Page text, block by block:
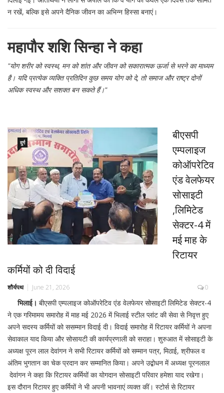
न रखें, बल्कि इसे अपने दैनिक जीवन का अभिन्न हिस्सा बनाएं।
महापौर शशि सिन्हा ने कहा
"योग शरीर को स्वस्थ, मन को शांत और जीवन को सकारात्मक ऊर्जा से भरने का माध्यम
है। यदि प्रत्येक व्यक्ति प्रतिदिन कुछ समय योग को दे, तो समाज और राष्ट्र दोनों
अधिक स्वस्थ और सशक्त बन सकते हैं।"
दुर्ग
बीएसपी
एम्पलाइज
कोऑपरेटिव
एंड वेलफेयर
सोसाइटी
,लिमिटेड
सेक्टर-4 में
मई माह के
रिटायर
कर्मियों को दी विदाई
शौर्यपथ June 21, 2026 0
भिलाई। बीएसपी एम्पलाइज कोऑपरेटिव एंड वेलफेयर सोसाइटी लिमिटेड सेक्टर-4
ने एक गरिमामय समारोह में माह मई 2026 में भिलाई स्टील प्लांट की सेवा से निवृत्त हुए
अपने सदस्य कर्मियों को ससम्मान विदाई दी। विदाई समारोह में रिटायर कर्मियों ने अपना
सेवाकाल याद किया और सोसायटी की कार्यप्रणाली को सराहा। शुरुआत में सोसाइटी के
अध्यक्ष पूरन लाल देवांगन ने सभी रिटायर कर्मियों को सम्मान पत्र, मिठाई, श्रीफल व
अंतिम भुगतान का चेक प्रदान कर सम्मानित किया। अपने उद्बोधन में अध्यक्ष पूरनलाल
देवांगन ने कहा कि रिटायर कर्मियों का योगदान सोसाइटी परिवार हमेशा याद रखेगा।
इस दौरान रिटायर हुए कर्मियों ने भी अपनी भावनाएं व्यक्त कीं। स्टोर्स से रिटायर